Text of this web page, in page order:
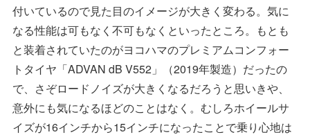
付いているので見た目のイメージが大きく変わる。気に
なる性能は可もなく不可もなくといったところ。もとも
と装着されていたのがヨコハマのプレミアムコンフォー
トタイヤ「ADVAN dB V552」（2019年製造）だったの
で、さぞロードノイズが大きくなるだろうと思いきや、
意外にも気になるほどのことはなく。むしろホイールサ
イズが16インチから15インチになったことで乗り心地は